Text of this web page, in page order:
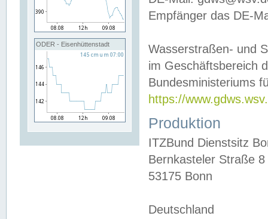
ODER - Eisenhüttenstadt
Empfänger das DE-
Wasserstraßen- und
im Geschäftsbereich
Bundesministeriums
https://
Produktion
ITZBund Dienstsitz
Bernkasteler Straße 8
53175 Bonn
Deutschland